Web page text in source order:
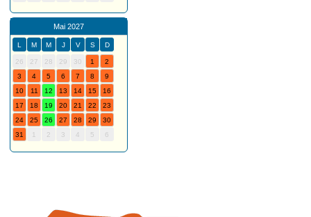
Mai 2027
L M M J V S D
26 27 28 29 30 1
2
3
4 5 6 7 8
9
10
11 12 13 14 15
16
17
18 19 20 21 22
23
24
25 26 27 28 29
30
31
1 2 3 4 5 6